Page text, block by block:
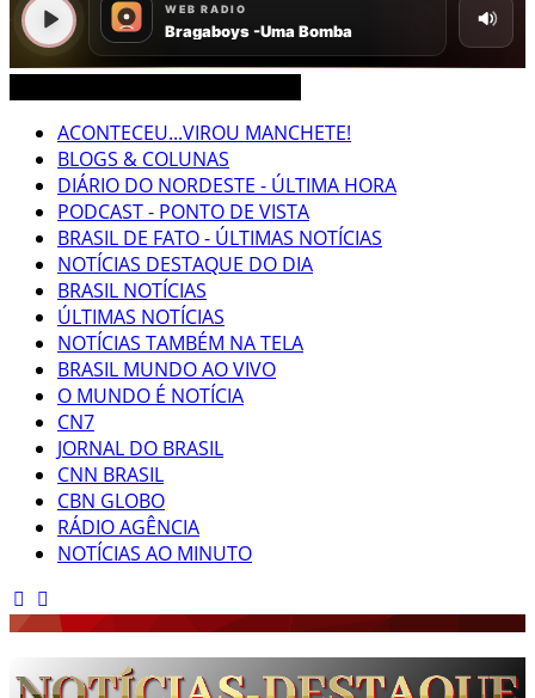
ACONTECEU...VIROU MANCHETE!
BLOGS & COLUNAS
DIÁRIO DO NORDESTE - ÚLTIMA HORA
PODCAST - PONTO DE VISTA
BRASIL DE FATO - ÚLTIMAS NOTÍCIAS
NOTÍCIAS DESTAQUE DO DIA
BRASIL NOTÍCIAS
ÚLTIMAS NOTÍCIAS
NOTÍCIAS TAMBÉM NA TELA
BRASIL MUNDO AO VIVO
O MUNDO É NOTÍCIA
CN7
JORNAL DO BRASIL
CNN BRASIL
CBN GLOBO
RÁDIO AGÊNCIA
NOTÍCIAS AO MINUTO